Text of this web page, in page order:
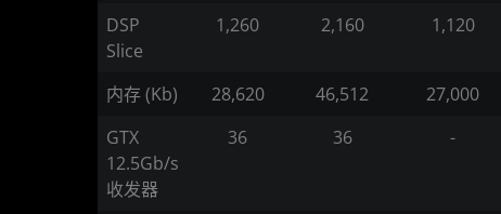
DSP
Slice
1,260 2,160 1,120
内存 (Kb) 28,620 46,512 27,000
GTX
12.5Gb/s
收发器
36 36 -